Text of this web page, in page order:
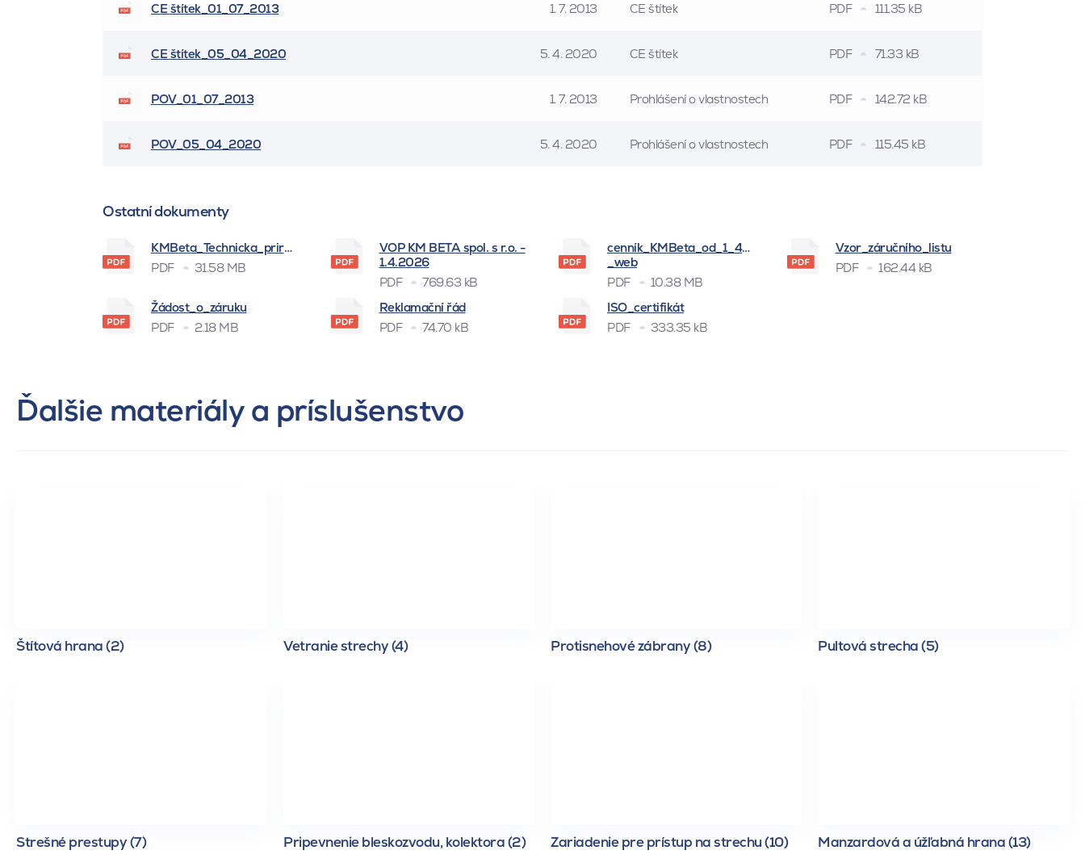
CE štítek_01_07_2013 1. 7. 2013 CE štítek PDF 111.35 kB
CE štítek_05_04_2020 5. 4. 2020 CE štítek PDF 71.33 kB
POV_01_07_2013 1. 7. 2013 Prohlášení o vlastnostech PDF 142.72 kB
POV_05_04_2020 5. 4. 2020 Prohlášení o vlastnostech PDF 115.45 kB
Ostatní dokumenty
KMBeta_Technicka_prirucka_BSK_
PDF
31.58 MB
VOP KM BETA spol. s r.o. -
1.4.2026
PDF
769.63 kB
cenník_KMBeta_od_1_4_2026
_web
PDF
10.38 MB
Vzor_záručního_listu
PDF
162.44 kB
Žádost_o_záruku
PDF
2.18 MB
Reklamační řád
PDF
74.70 kB
ISO_certifikát
PDF
333.35 kB
Ďalšie materiály a príslušenstvo
Štítová hrana (2) Vetranie strechy (4) Protisnehové zábrany (8) Pultová strecha (5)
Strešné prestupy (7) Pripevnenie bleskozvodu, kolektora (2) Zariadenie pre prístup na strechu (10) Manzardová a úžľabná hrana (13)